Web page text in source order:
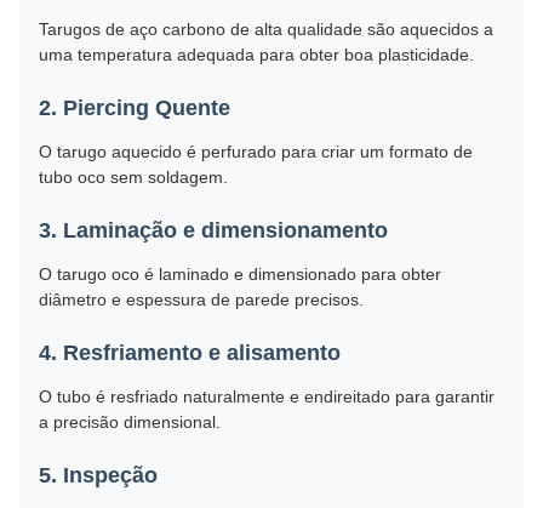
Tarugos de aço carbono de alta qualidade são aquecidos a
uma temperatura adequada para obter boa plasticidade.
2. Piercing Quente
O tarugo aquecido é perfurado para criar um formato de
tubo oco sem soldagem.
3. Laminação e dimensionamento
O tarugo oco é laminado e dimensionado para obter
diâmetro e espessura de parede precisos.
4. Resfriamento e alisamento
O tubo é resfriado naturalmente e endireitado para garantir
a precisão dimensional.
5. Inspeção